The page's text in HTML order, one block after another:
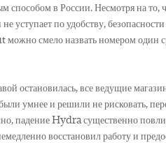
способом в России. Несмотря на
уступает по удобству,
смело назвать номером один
остановилась, все ведущие
умнее и решили не рисковать,
падение Hydra существенно
восстановил работу и